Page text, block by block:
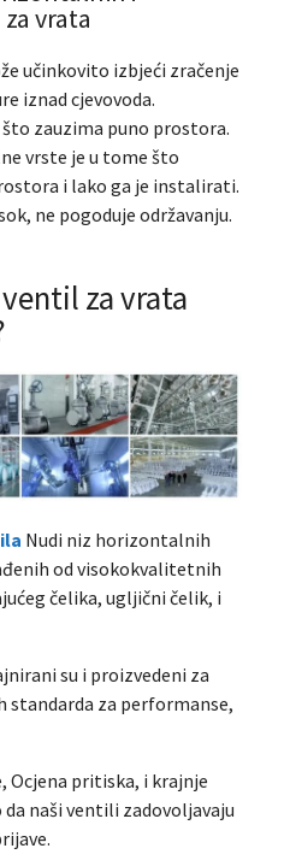
vrata
učinkovito izbjeći zračenje
iznad cjevovoda.
zauzima puno prostora.
vrste je u tome što
i lako ga je instalirati.
ne pogoduje održavanju.
za vrata
Nudi niz horizontalnih
od visokokvalitetnih
čelika, ugljični čelik, i
su i proizvedeni za
standarda za performanse,
Ocjena pritiska, i krajnje
naši ventili zadovoljavaju